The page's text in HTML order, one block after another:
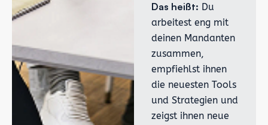
Das heißt: Du
arbeitest eng mit
deinen Mandanten
zusammen,
empfiehlst ihnen
die neuesten Tools
und Strategien und
zeigst ihnen neue